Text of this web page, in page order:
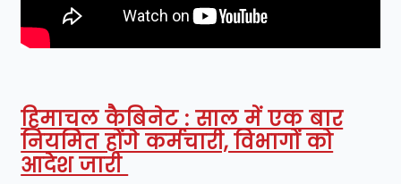
हिमाचल कैबिनेट : साल में एक बार
नियमित होंगे कर्मचारी, विभागों को
आदेश जारी